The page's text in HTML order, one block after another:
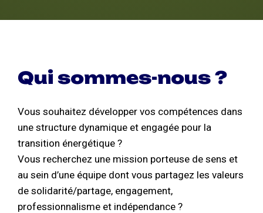
Qui sommes-nous ?
Vous souhaitez développer vos compétences dans
une structure dynamique et engagée pour la
transition énergétique ?
Vous recherchez une mission porteuse de sens et
au sein d’une équipe dont vous partagez les valeurs
de solidarité/partage, engagement,
professionnalisme et indépendance ?